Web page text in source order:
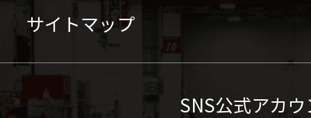
サイトマップ
SNS公式アカ